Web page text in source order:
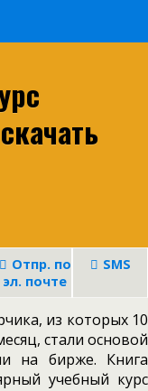
Отпр. по
эл. почте
SMS
из которых 10
стали основой
на бирже. Книга
учебный курс